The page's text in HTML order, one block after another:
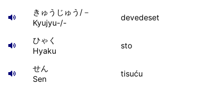
きゅうじゅう/－
Kyujyu-/-
devedeset
ひゃく
Hyaku
sto
せん
Sen
tisuću